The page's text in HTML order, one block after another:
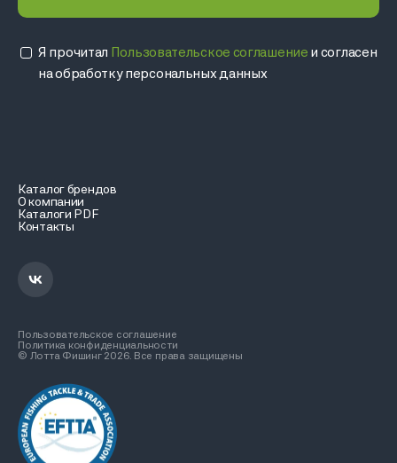
Каталог брендов
О компании
Каталоги PDF
Контакты
Пользовательское соглашение
Политика конфиденциальности
© Лотта Фишинг 2026. Все права защищены
Я прочитал Пользовательское соглашение и согласен
на обработку персональных данных